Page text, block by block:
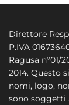
Direttore
P.IVA
Ragusa n°01/
2014. Questo
nomi, logo,
sono